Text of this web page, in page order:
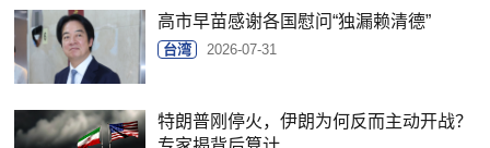
高市早苗感谢各国慰问“独漏赖清德”
台湾 2026-07-31
特朗普刚停火，伊朗为何反而主动开战？